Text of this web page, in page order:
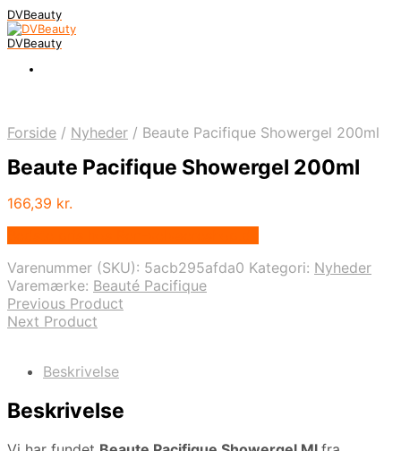
DVBeauty
DVBeauty
Forside / Nyheder / Beaute Pacifique Showergel 200ml
Beaute Pacifique Showergel 200ml
166,39 kr.
Varenummer (SKU): 5acb295afda0 Kategori: Nyheder
Varemærke: Beauté Pacifique
Previous Product
Next Product
Beskrivelse
Beskrivelse